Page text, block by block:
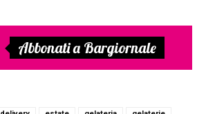
Abbonati a Bargiornale